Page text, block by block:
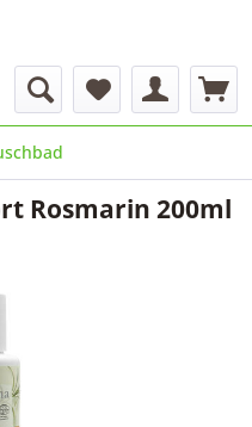
Rosmarin 200ml